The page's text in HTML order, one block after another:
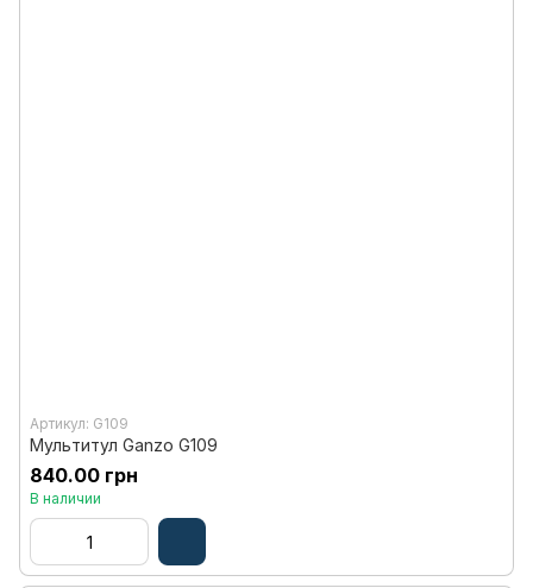
Артикул: G109
Мультитул Ganzo G109
840.00 грн
В наличии